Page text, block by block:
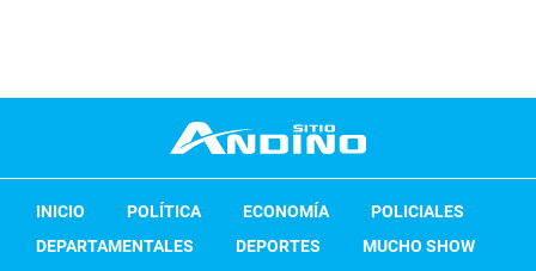
INICIO POLÍTICA ECONOMÍA
POLICIALES
DEPARTAMENTALES
DEPORTES
MUCHO SHOW